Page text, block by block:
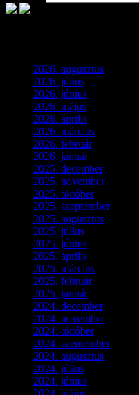
2026. augusztus
2026. július
2026. június
2026. május
2026. április
2026. március
2026. február(4)
2026. január(2)
2025. december(4)
2025. november(3)
2025. október(3)
2025. szeptember(5)
2025. augusztus
2025. július
2025. június
2025. április
2025. március
2025. február(7)
2025. január(3)
2024. december(3)
2024. november(7)
2024. október(6)
2024. szeptember(4)
2024. augusztus
2024. július
2024. június